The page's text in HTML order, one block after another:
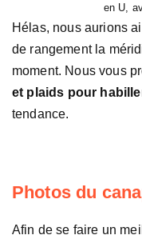
en U,
Hélas, nous aurions
de rangement la
moment. Nous vous
et plaids pour
tendance.
Photos du
Afin de se faire un